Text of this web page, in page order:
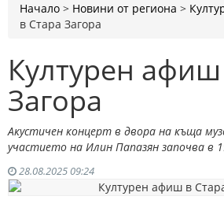
Начало > Новини от региона >
в Стара Загора
Културен
Загора
Акустичен концерт в двора на къща
участието на Илин Папазян започва в
28.08.2025 09:24